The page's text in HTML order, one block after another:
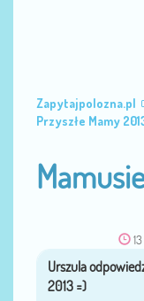
Zapytajpolozna.pl
Przyszłe Mamy